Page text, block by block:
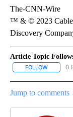
The-CNN-Wire
™ & © 2023 Cable
Discovery
Article Topic
FOLLOW 0
Jump to comments